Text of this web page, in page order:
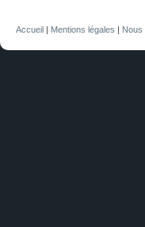
Accueil | Mentions légales | Nous